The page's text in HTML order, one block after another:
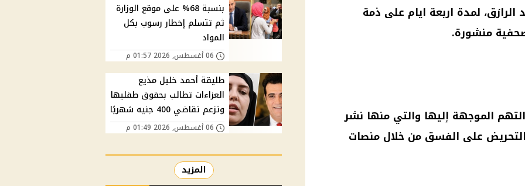
لمدة اربعة ايام على ذمة
منشورة.
الموجهة إليها والتي منها نشر
على الفسق من خلال منصات
بنسبة 68% على موقع الوزارة
ثم تتسلم إخطار رسوب بكل
المواد
06 أغسطس, 2026 01:57 م
طليقة أحمد خليل مذيع
العزاءات تطالب بحقوق طفليها
وتزعم تقاضي 400 جنيه شهريًا
06 أغسطس, 2026 01:49 م
المزيد